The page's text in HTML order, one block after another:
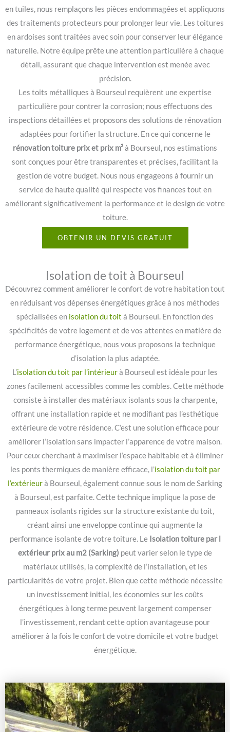
en tuiles, nous remplaçons les pièces endommagées et appliquons
des traitements protecteurs pour prolonger leur vie. Les toitures
en ardoises sont traitées avec soin pour conserver leur élégance
naturelle. Notre équipe prête une attention particulière à chaque
détail, assurant que chaque intervention est menée avec
précision.
Les toits métalliques à Bourseul requièrent une expertise
particulière pour contrer la corrosion; nous effectuons des
inspections détaillées et proposons des solutions de rénovation
adaptées pour fortifier la structure. En ce qui concerne le
rénovation toiture prix et prix m²à Bourseul, nos estimations
sont conçues pour être transparentes et précises, facilitant la
gestion de votre budget. Nous nous engageons à fournir un
service de haute qualité qui respecte vos finances tout en
améliorant significativement la performance et le design de votre
toiture.
OBTENIR UN DEVIS GRATUIT
Isolation de toit à Bourseul
Découvrez comment améliorer le confort de votre habitation tout
en réduisant vos dépenses énergétiques grâce à nos méthodes
spécialisées en isolation du toit à Bourseul. En fonction des
spécificités de votre logement et de vos attentes en matière de
performance énergétique, nous vous proposons la technique
d’isolation la plus adaptée.
L’isolation du toit par l’intérieurà Bourseul est idéale pour les
zones facilement accessibles comme les combles. Cette méthode
consiste à installer des matériaux isolants sous la charpente,
offrant une installation rapide et ne modifiant pas l’esthétique
extérieure de votre résidence. C’est une solution efficace pour
améliorer l’isolation sans impacter l’apparence de votre maison.
Pour ceux cherchant à maximiser l’espace habitable et à éliminer
les ponts thermiques de manière efficace, l’isolation du toit par
l’extérieurà Bourseul, également connue sous le nom de Sarking
à Bourseul, est parfaite. Cette technique implique la pose de
panneaux isolants rigides sur la structure existante du toit,
créant ainsi une enveloppe continue qui augmente la
performance isolante de votre toiture. Le Isolation toiture par l
extérieur prix au m2 (Sarking) peut varier selon le type de
matériaux utilisés, la complexité de l’installation, et les
particularités de votre projet. Bien que cette méthode nécessite
un investissement initial, les économies sur les coûts
énergétiques à long terme peuvent largement compenser
l’investissement, rendant cette option avantageuse pour
améliorer à la fois le confort de votre domicile et votre budget
énergétique.